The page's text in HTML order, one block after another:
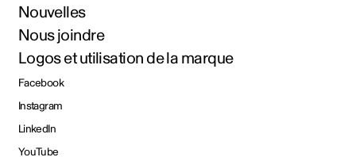
Nouvelles
Nous joindre
Logos et utilisation de la marque
Facebook
Instagram
LinkedIn
YouTube